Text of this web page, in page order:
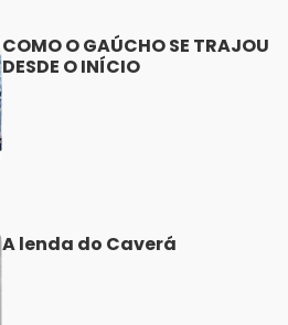
COMO O GAÚCHO SE TRAJOU
DESDE O INÍCIO
A lenda do Caverá